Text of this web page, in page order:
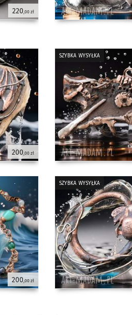
220,00 zł
200,00 zł
200,00 zł
szybka wysyłka
szybka wysyłka